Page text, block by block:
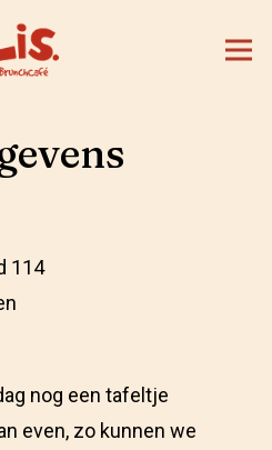
114
nog een tafeltje
even, zo kunnen we